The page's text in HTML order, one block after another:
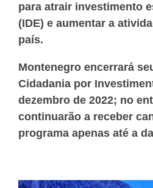
para atrair investimento
(IDE) e aumentar a
país.
Montenegro encerrará
Cidadania por
dezembro de 2022; no
continuarão a receber
programa apenas até a